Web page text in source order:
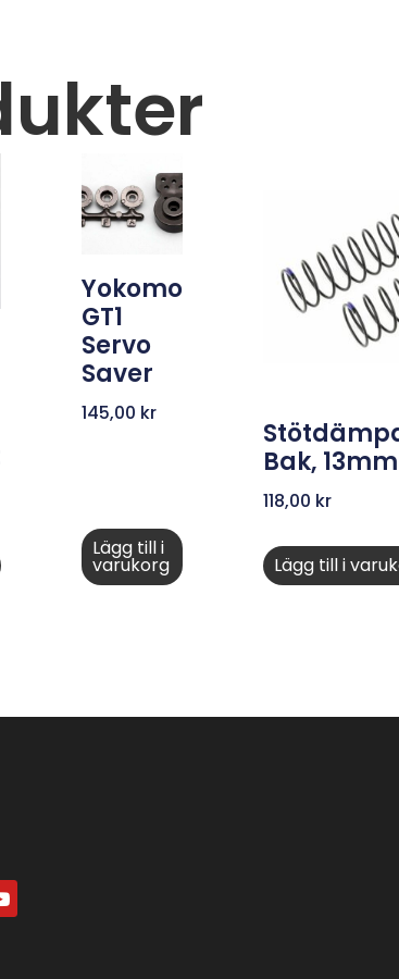
Yokomo
GT1
Servo
Saver
145,00 kr
Lägg till i
varukorg
Bak,
118,00 kr
Lägg till i